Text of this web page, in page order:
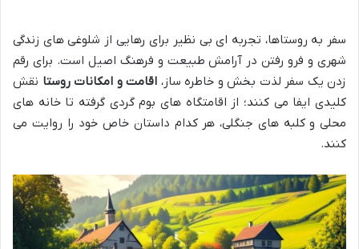
سفر به روستاها، تجربه ای بی نظیر برای رهایی از شلوغی های زندگی
شهری و فرو رفتن در آرامش طبیعت و فرهنگ اصیل است. برای رقم
زدن یک سفر لذت بخش و خاطره ساز، اقامت و امکانات روستا نقش
کلیدی ایفا می کنند؛ از اقامتگاه های بوم گردی گرفته تا خانه های
محلی و کلبه های جنگلی، هر کدام داستان خاص خود را روایت می
کنند.